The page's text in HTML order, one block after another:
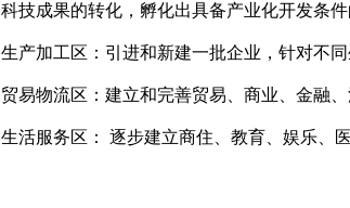
科技成果的转化，孵化出具备产业化开发条
生产加工区：引进和新建一批企业，针对不
贸易物流区：建立和完善贸易、商业、金融
生活服务区： 逐步建立商住、教育、娱乐、